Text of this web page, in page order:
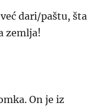
dari/paštu, šta
zemlja!
On je iz